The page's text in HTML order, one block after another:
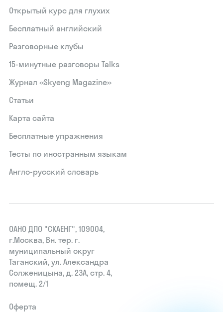
Открытый курс для глухих
Бесплатный английский
Разговорные клубы
15‑минутные разговоры Talks
Журнал «Skyeng Magazine»
Статьи
Карта сайта
Бесплатные упражнения
Тесты по иностранным языкам
Англо-русский словарь
ОАНО ДПО "СКАЕНГ", 109004,
г.Москва, Вн. тер. г.
муниципальный округ
Таганский, ул. Александра
Солженицына, д. 23А, стр. 4,
помещ. 2/1
Оферта